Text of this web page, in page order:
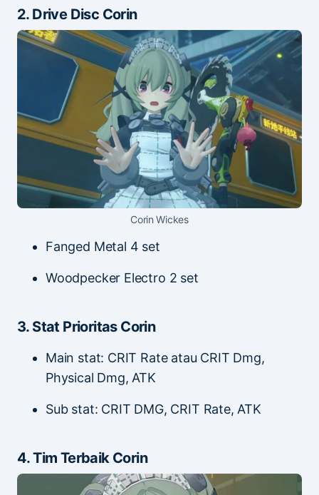
2. Drive Disc Corin
Corin Wickes
Fanged Metal 4 set
Woodpecker Electro 2 set
3. Stat Prioritas Corin
Main stat: CRIT Rate atau CRIT Dmg,
Physical Dmg, ATK
Sub stat: CRIT DMG, CRIT Rate, ATK
4. Tim Terbaik Corin